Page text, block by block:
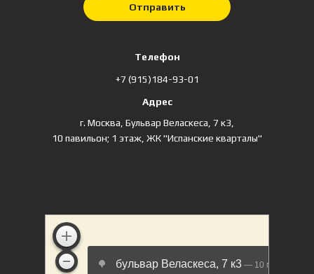
Отправить
Телефон
+7 (915)184-93-01
Адрес
⁠⁠г. Москва, Бульвар Веласкеса, 7 к3​,
10 павильон; 1 этаж, ЖК "Испанские кварталы​"